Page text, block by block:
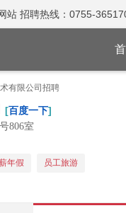
站 招聘热线：0755-
有限公司招聘
[百度一下]
806室
年假 员工旅游